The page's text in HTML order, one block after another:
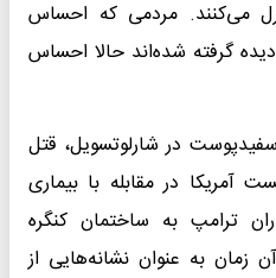
می‌کنند. مردمی که احساس
گرفته شده‌اند حالا احساس
در شارلوتسویل، قتل
آمریکا در مقابله با بیماری
ترامپ به ساختمان کنگره
زمان به عنوان نشانه‌هایی از